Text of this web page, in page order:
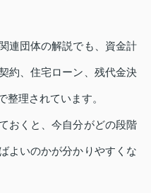
連団体の解説でも、資金計
約、住宅ローン、残代金決
理されています。
おくと、今自分がどの段階
よいのかが分かりやすくな